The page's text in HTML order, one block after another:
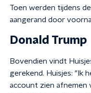
Toen werden tijdens
aangerand door
Donald Trump
Bovendien vindt
gerekend. Huisjes: "Ik
account zien afnemen